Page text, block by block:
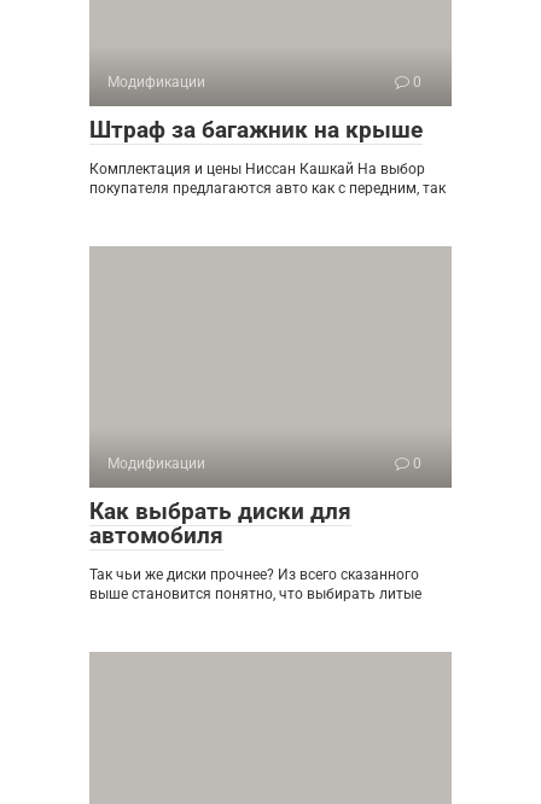
Модификации 0
Штраф за багажник на крыше
Комплектация и цены Ниссан Кашкай На выбор
покупателя предлагаются авто как с передним, так
Модификации 0
Как выбрать диски для
автомобиля
Так чьи же диски прочнее? Из всего сказанного
выше становится понятно, что выбирать литые